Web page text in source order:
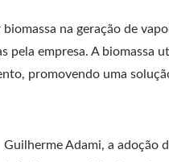
na geração de
pela empresa. A biomassa
promovendo uma
Adami, a adoção